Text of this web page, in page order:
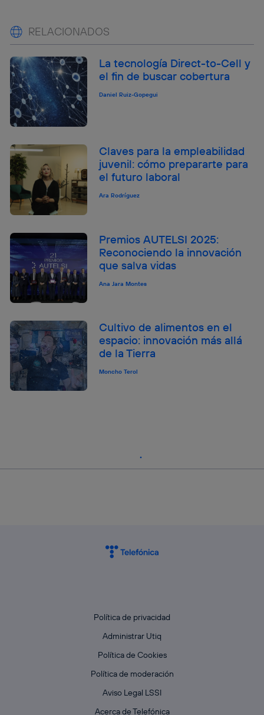
RELACIONADOS
La tecnología Direct-to-Cell y
el fin de buscar cobertura
Daniel Ruiz-Gopegui
Claves para la empleabilidad
juvenil: cómo prepararte para
el futuro laboral
Ara Rodríguez
Premios AUTELSI 2025:
Reconociendo la innovación
que salva vidas
Ana Jara Montes
Cultivo de alimentos en el
espacio: innovación más allá
de la Tierra
Moncho Terol
Política de privacidad
Administrar Utiq
Política de Cookies
Política de moderación
Aviso Legal LSSI
Acerca de Telefónica